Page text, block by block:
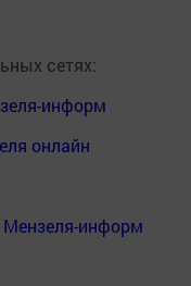
сетях:
информ
онлайн
Мензеля-информ